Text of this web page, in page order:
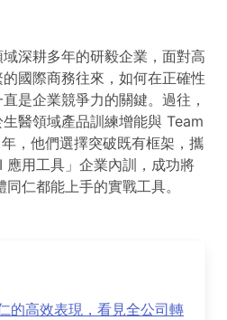
深耕多年的研毅企業，面對高
國際商務往來，如何在正確性
是企業競爭力的關鍵。過往，
醫領域產品訓練增能與 Team
，他們選擇突破既有框架，攜
應用工具」企業內訓，成功將
仁都能上手的實戰工具。
的高效表現，看見全公司轉